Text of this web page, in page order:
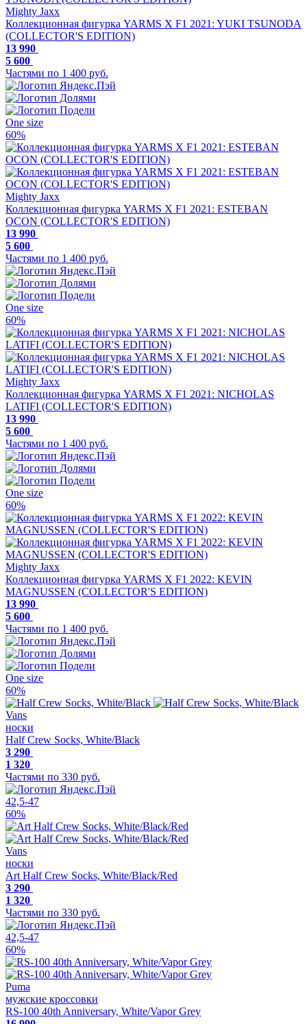
Mighty Jaxx
Коллекционная фигурка YARMS X F1 2021: YUKI TSUNODA
(COLLECTOR'S EDITION)
13 990
5 600
Частями по 1 400 руб.
One size
60%
Mighty Jaxx
Коллекционная фигурка YARMS X F1 2021: ESTEBAN
OCON (COLLECTOR'S EDITION)
13 990
5 600
Частями по 1 400 руб.
One size
60%
Mighty Jaxx
Коллекционная фигурка YARMS X F1 2021: NICHOLAS
LATIFI (COLLECTOR'S EDITION)
13 990
5 600
Частями по 1 400 руб.
One size
60%
Mighty Jaxx
Коллекционная фигурка YARMS X F1 2022: KEVIN
MAGNUSSEN (COLLECTOR'S EDITION)
13 990
5 600
Частями по 1 400 руб.
One size
60%
Vans
носки
Half Crew Socks, White/Black
3 290
1 320
Частями по 330 руб.
42,5-47
60%
Vans
носки
Art Half Crew Socks, White/Black/Red
3 290
1 320
Частями по 330 руб.
42,5-47
60%
Puma
мужские кроссовки
RS-100 40th Anniversary, White/Vapor Grey